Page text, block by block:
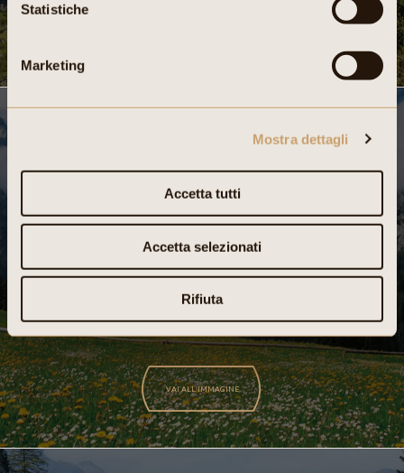
Statistiche
Marketing
Mostra dettagli
Accetta tutti
Accetta selezionati
Rifiuta
Fototeca Trentino Sviluppo SPA – Foto Giorgio Deflorian
VAI ALL'IMMAGINE